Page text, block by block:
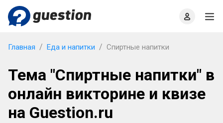
Главная Еда и напитки Спиртные напитки
Тема "Спиртные напитки" в
онлайн викторине и квизе
на Guestion.ru